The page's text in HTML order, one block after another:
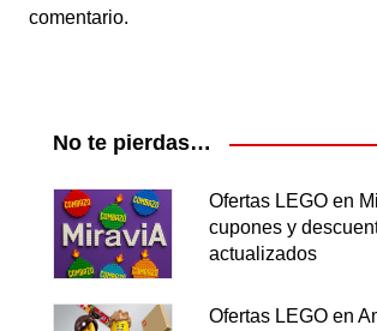
comentario.
No te pierdas…
Ofertas LEGO en
cupones y
actualizados
Ofertas LEGO en